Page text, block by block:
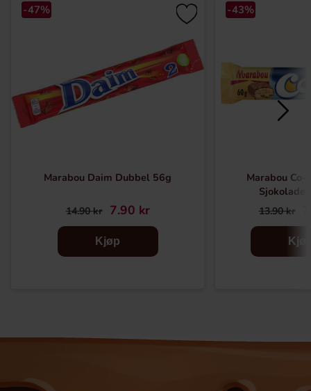
-47%
Marabou Daim Dubbel 56g
14.90 kr 7.90 kr
Kjøp
-43%
Marabou Co-
13.90 kr